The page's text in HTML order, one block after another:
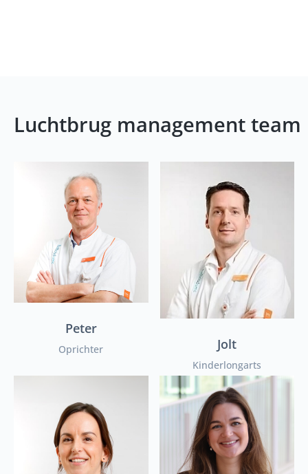
Luchtbrug management team
Peter
Oprichter Jolt
Kinderlongarts